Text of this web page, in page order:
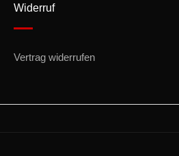
Widerruf
Vertrag widerrufen